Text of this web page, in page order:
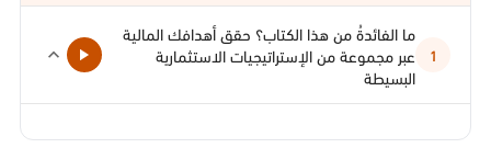
1
ما الفائدةُ من هذا الكتاب؟ حقق أهدافك المالية
عبر مجموعة من الإستراتيجيات الاستثمارية
البسيطة